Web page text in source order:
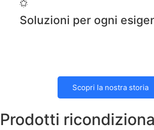
Soluzioni per ogni
Scopri la nostra storia
Prodotti